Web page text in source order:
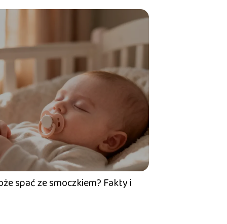
spać ze smoczkiem? Fakty i